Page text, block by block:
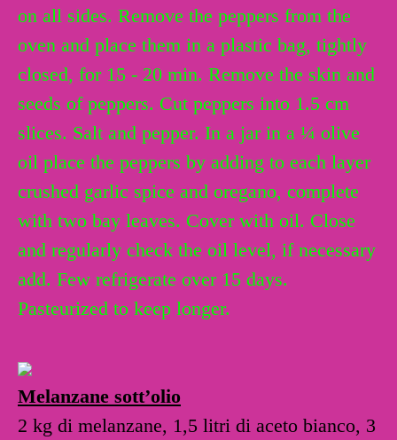
on all sides. Remove the peppers from the
oven and place them in a plastic bag, tightly
closed, for 15 - 20 min. Remove the skin and
seeds of peppers. Cut peppers into 1.5 cm
slices. Salt and pepper. In a jar in a ¼ olive
oil place the peppers by adding to each layer
crushed garlic spice and oregano, complete
with two bay leaves. Cover with oil. Close
and regularly check the oil level, if necessary
add. Few refrigerate over 15 days.
Pasteurized to keep longer.
Melanzane sott’olio
2 kg di melanzane, 1,5 litri di aceto bianco, 3